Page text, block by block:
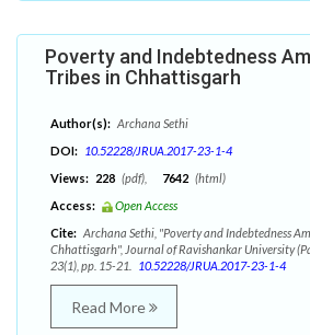
Poverty and Indebtedness
Tribes in Chhattisgarh
Author(s): Archana Sethi
DOI: 10.52228/JRUA.2017-23-1-4
Views: 228 (pdf), 7642 (html)
Access:
Open Access
Cite: Archana Sethi, "Poverty and Indebtedness
Chhattisgarh", Journal of Ravishankar University
23(1), pp. 15-21. 10.52228/JRUA.2017-23-1-4
Read More